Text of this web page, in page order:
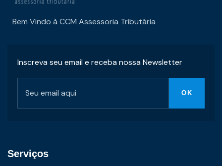
Bem Vindo à CCM Assessoria Tributária
Inscreva seu email e receba nossa Newsletter
Serviços